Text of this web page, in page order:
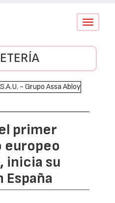
Conmutar
primer
europeo
inicia su